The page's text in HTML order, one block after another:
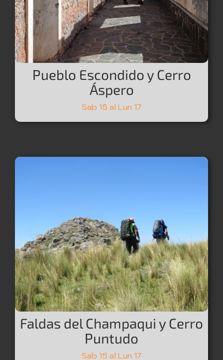
Pueblo Escondido y Cerro
Áspero
Sab 15 al Lun 17
Faldas del Champaqui y Cerro
Puntudo
Sab 15 al Lun 17